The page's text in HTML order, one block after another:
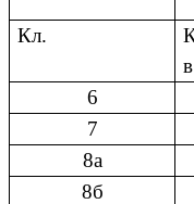
Кл.
6
7
8а
8б